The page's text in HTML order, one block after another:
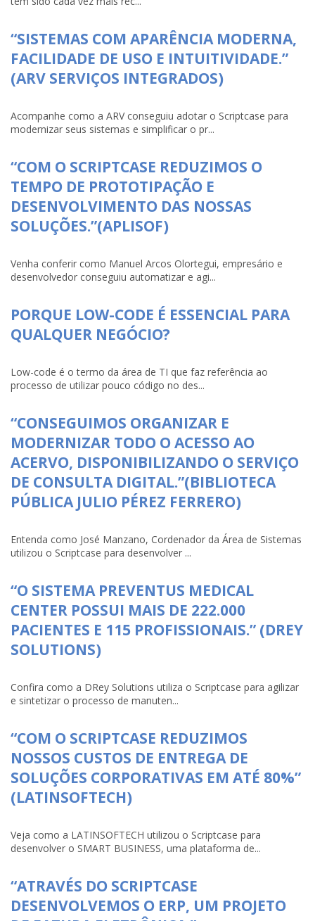
“SISTEMAS COM APARÊNCIA MODERNA,
FACILIDADE DE USO E INTUITIVIDADE.”
(ARV SERVIÇOS INTEGRADOS)
Acompanhe como a ARV conseguiu adotar o Scriptcase para
modernizar seus sistemas e simplificar o pr...
“COM O SCRIPTCASE REDUZIMOS O
TEMPO DE PROTOTIPAÇÃO E
DESENVOLVIMENTO DAS NOSSAS
SOLUÇÕES.”(APLISOF)
Venha conferir como Manuel Arcos Olortegui, empresário e
desenvolvedor conseguiu automatizar e agi...
PORQUE LOW-CODE É ESSENCIAL PARA
QUALQUER NEGÓCIO?
Low-code é o termo da área de TI que faz referência ao
processo de utilizar pouco código no des...
“CONSEGUIMOS ORGANIZAR E
MODERNIZAR TODO O ACESSO AO
ACERVO, DISPONIBILIZANDO O SERVIÇO
DE CONSULTA DIGITAL.”(BIBLIOTECA
PÚBLICA JULIO PÉREZ FERRERO)
Entenda como José Manzano, Cordenador da Área de Sistemas
utilizou o Scriptcase para desenvolver ...
“O SISTEMA PREVENTUS MEDICAL
CENTER POSSUI MAIS DE 222.000
PACIENTES E 115 PROFISSIONAIS.” (DREY
SOLUTIONS)
Confira como a DRey Solutions utiliza o Scriptcase para agilizar
e sintetizar o processo de manuten...
“COM O SCRIPTCASE REDUZIMOS
NOSSOS CUSTOS DE ENTREGA DE
SOLUÇÕES CORPORATIVAS EM ATÉ 80%”
(LATINSOFTECH)
Veja como a LATINSOFTECH utilizou o Scriptcase para
desenvolver o SMART BUSINESS, uma plataforma de...
“ATRAVÉS DO SCRIPTCASE
DESENVOLVEMOS O ERP, UM PROJETO